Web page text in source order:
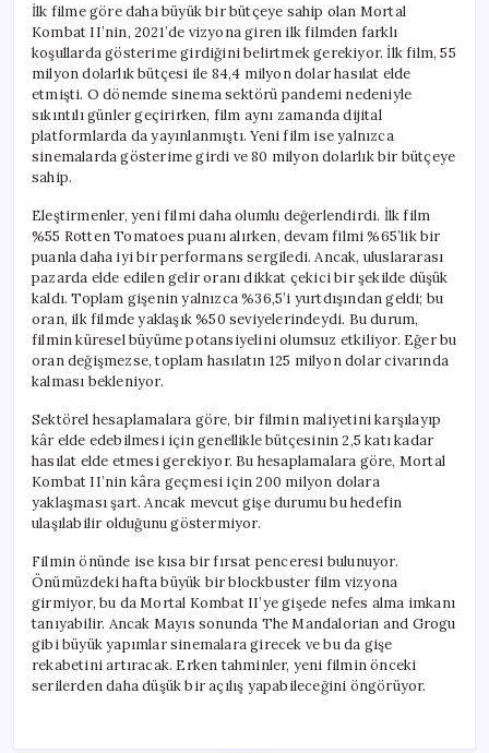
İlk filme göre daha büyük bir bütçeye sahip olan Mortal
Kombat II’nin, 2021’de vizyona giren ilk filmden farklı
koşullarda gösterime girdiğini belirtmek gerekiyor. İlk film, 55
milyon dolarlık bütçesi ile 84,4 milyon dolar hasılat elde
etmişti. O dönemde sinema sektörü pandemi nedeniyle
sıkıntılı günler geçirirken, film aynı zamanda dijital
platformlarda da yayınlanmıştı. Yeni film ise yalnızca
sinemalarda gösterime girdi ve 80 milyon dolarlık bir bütçeye
sahip.
Eleştirmenler, yeni filmi daha olumlu değerlendirdi. İlk film
%55 Rotten Tomatoes puanı alırken, devam filmi %65’lik bir
puanla daha iyi bir performans sergiledi. Ancak, uluslararası
pazarda elde edilen gelir oranı dikkat çekici bir şekilde düşük
kaldı. Toplam gişenin yalnızca %36,5’i yurtdışından geldi; bu
oran, ilk filmde yaklaşık %50 seviyelerindeydi. Bu durum,
filmin küresel büyüme potansiyelini olumsuz etkiliyor. Eğer bu
oran değişmezse, toplam hasılatın 125 milyon dolar civarında
kalması bekleniyor.
Sektörel hesaplamalara göre, bir filmin maliyetini karşılayıp
kâr elde edebilmesi için genellikle bütçesinin 2,5 katı kadar
hasılat elde etmesi gerekiyor. Bu hesaplamalara göre, Mortal
Kombat II’nin kâra geçmesi için 200 milyon dolara
yaklaşması şart. Ancak mevcut gişe durumu bu hedefin
ulaşılabilir olduğunu göstermiyor.
Filmin önünde ise kısa bir fırsat penceresi bulunuyor.
Önümüzdeki hafta büyük bir blockbuster film vizyona
girmiyor, bu da Mortal Kombat II’ye gişede nefes alma imkanı
tanıyabilir. Ancak Mayıs sonunda The Mandalorian and Grogu
gibi büyük yapımlar sinemalara girecek ve bu da gişe
rekabetini artıracak. Erken tahminler, yeni filmin önceki
serilerden daha düşük bir açılış yapabileceğini öngörüyor.